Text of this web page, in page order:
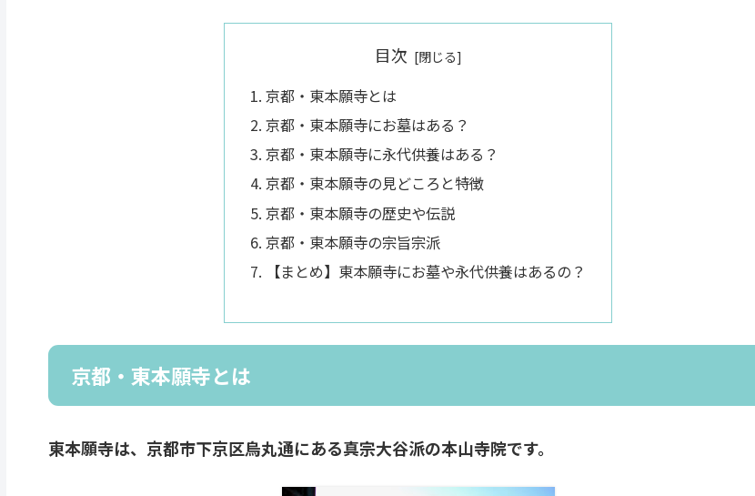
目次
京都・東本願寺とは
京都・東本願寺にお墓はある？
京都・東本願寺に永代供養はある？
京都・東本願寺の見どころと特徴
京都・東本願寺の歴史や伝説
京都・東本願寺の宗旨宗派
【まとめ】東本願寺にお墓や永代供養はあるの？
京都・東本願寺とは
東本願寺は、京都市下京区烏丸通にある真宗大谷派の本山寺院です。